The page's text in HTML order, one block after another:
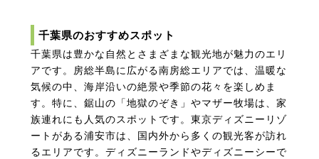
千葉県のおすすめスポット
千葉県は豊かな自然とさまざまな観光地が魅力のエリ
アです。房総半島に広がる南房総エリアでは、温暖な
気候の中、海岸沿いの絶景や季節の花々を楽しめま
す。特に、鋸山の「地獄のぞき」やマザー牧場は、家
族連れにも人気のスポットです。東京ディズニーリゾ
ートがある浦安市は、国内外から多くの観光客が訪れ
るエリアです。ディズニーランドやディズニーシーで